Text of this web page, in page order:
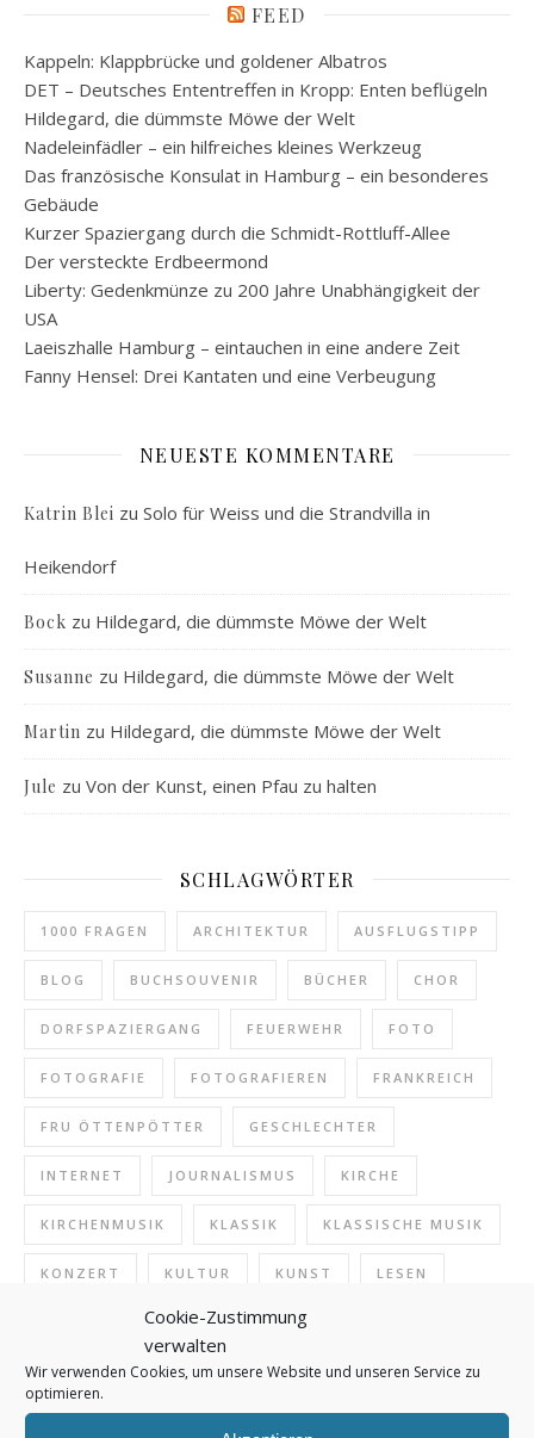
Cookie-Zustimmung
verwalten
Wir verwenden Cookies, um unsere Website und unseren Service zu
optimieren.
FEED
Kappeln: Klappbrücke und goldener Albatros
DET – Deutsches Ententreffen in Kropp: Enten beflügeln
Hildegard, die dümmste Möwe der Welt
Nadeleinfädler – ein hilfreiches kleines Werkzeug
Das französische Konsulat in Hamburg – ein besonderes
Gebäude
Kurzer Spaziergang durch die Schmidt-Rottluff-Allee
Der versteckte Erdbeermond
Liberty: Gedenkmünze zu 200 Jahre Unabhängigkeit der
USA
Laeiszhalle Hamburg – eintauchen in eine andere Zeit
Fanny Hensel: Drei Kantaten und eine Verbeugung
NEUESTE KOMMENTARE
Katrin Blei zu Solo für Weiss und die Strandvilla in
Heikendorf
Bock zu Hildegard, die dümmste Möwe der Welt
Susanne zu Hildegard, die dümmste Möwe der Welt
Martin zu Hildegard, die dümmste Möwe der Welt
Jule zu Von der Kunst, einen Pfau zu halten
SCHLAGWÖRTER
1000 FRAGEN ARCHITEKTUR AUSFLUGSTIPP
BLOG BUCHSOUVENIR BÜCHER CHOR
DORFSPAZIERGANG FEUERWEHR FOTO
FOTOGRAFIE FOTOGRAFIEREN FRANKREICH
FRU ÖTTENPÖTTER GESCHLECHTER
INTERNET JOURNALISMUS KIRCHE
KIRCHENMUSIK KLASSIK KLASSISCHE MUSIK
KONZERT KULTUR KUNST LESEN
MUSIK NAMEN
ONLINE PFERDE POLIZEI